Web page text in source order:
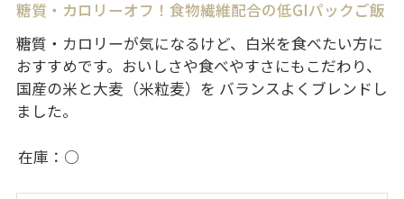
糖質・カロリーオフ！食物繊維配合の低GIパックご飯
糖質・カロリーが気になるけど、白米を食べたい方に
おすすめです。おいしさや食べやすさにもこだわり、
国産の米と大麦（米粒麦）を バランスよくブレンドし
ました。
在庫 ○